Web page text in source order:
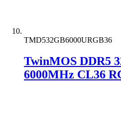
TMD532GB6000URGB36
TwinMOS DDR5
6000MHz CL36